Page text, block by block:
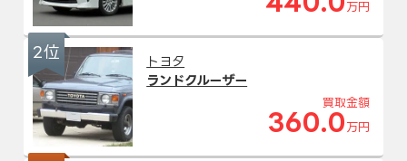
万円
2位
トヨタ
ランドクルーザー
買取金額
360.0 万円